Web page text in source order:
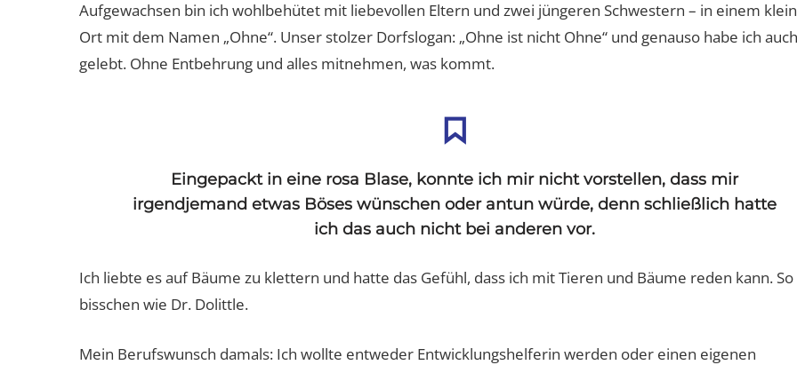
Aufgewachsen bin ich wohlbehütet mit liebevollen Eltern und zwei jüngeren Schwestern – in einem
Ort mit dem Namen „Ohne“. Unser stolzer Dorfslogan: „Ohne ist nicht Ohne“ und genauso habe ich auch
gelebt. Ohne Entbehrung und alles mitnehmen, was kommt.
Eingepackt in eine rosa Blase, konnte ich mir nicht vorstellen, dass mir
irgendjemand etwas Böses wünschen oder antun würde, denn schließlich hatte
ich das auch nicht bei anderen vor.
Ich liebte es auf Bäume zu klettern und hatte das Gefühl, dass ich mit Tieren und Bäume reden kann.
bisschen wie Dr. Dolittle.
Mein Berufswunsch damals: Ich wollte entweder Entwicklungshelferin werden oder einen eigenen
Passt, wackelt und hat Luft? Von
wegen!
Hoppe
nur eine
Erfolg